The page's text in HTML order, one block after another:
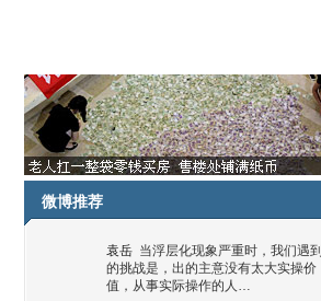
微博推荐
袁岳 当浮层化现象严重时，我们遇到
的挑战是，出的主意没有太大实操价
值，从事实际操作的人…